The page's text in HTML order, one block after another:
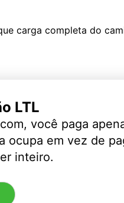
carga completa do
LTL
você paga
ocupa em vez de
inteiro.